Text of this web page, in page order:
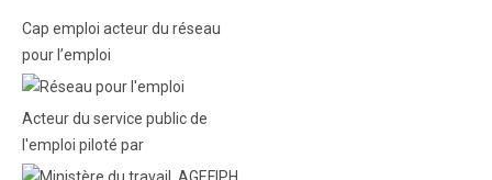
Cap emploi acteur du réseau
pour l’emploi
Acteur du service public de
l'emploi piloté par